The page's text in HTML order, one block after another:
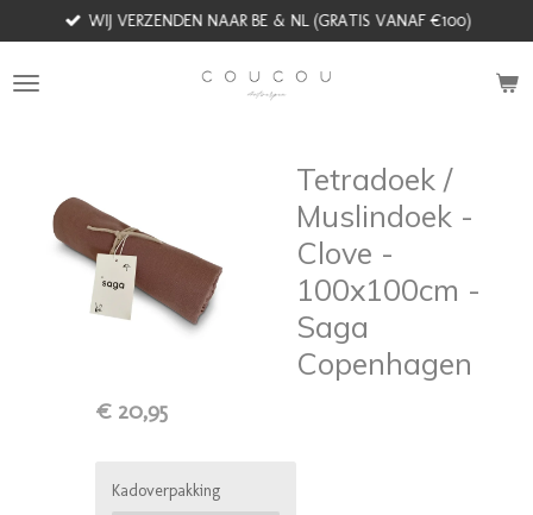
direct
naar
de
WIJ VERZENDEN NAAR BE & NL (GRATIS VANAF €100)
Tetradoek /
Muslindoek -
Clove -
100x100cm -
Saga
Copenhagen
€ 20,95
Kadoverpakking